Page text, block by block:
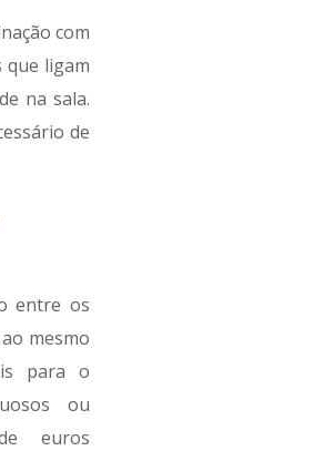
com
que ligam
na sala.
de
entre os
mesmo
para o
ou
euros